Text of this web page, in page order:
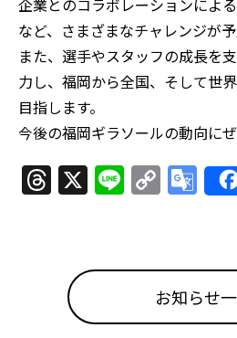
企業とのコラボレーションによ
など、さまざまなチャレンジが予
また、選手やスタッフの成長を
力し、福岡から全国、そして世
目指します。
今後の福岡ギラソールの動向に
Threads
X LineCopy
Link
お知らせ